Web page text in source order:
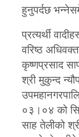
हुनुपर्दछ
प्रत्यर्थी
वरिष्ठ
कृष्णप्रसाद
श्री मुकुन्द
०३।०४ को
साह तेलीको